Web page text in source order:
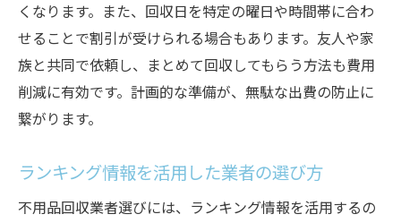
くなります。また、回収日を特定の曜日や時間帯に合わ
せることで割引が受けられる場合もあります。友人や家
族と共同で依頼し、まとめて回収してもらう方法も費用
削減に有効です。計画的な準備が、無駄な出費の防止に
繋がります。
ランキング情報を活用した業者の選び方
不用品回収業者選びには、ランキング情報を活用するの